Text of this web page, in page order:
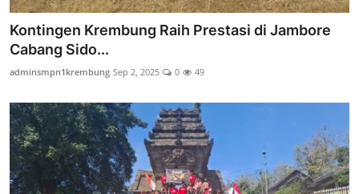
Kontingen Krembung Raih Prestasi di Jambore
Cabang Sido...
adminsmpn1krembung Sep 2, 2025 0 49